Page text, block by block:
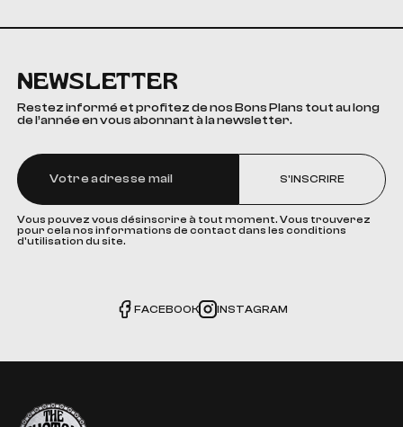
NEWSLETTER
Restez informé et profitez de nos Bons Plans tout au long
de l’année en vous abonnant à la newsletter.
S'INSCRIRE
Vous pouvez vous désinscrire à tout moment. Vous trouverez
pour cela nos informations de contact dans les conditions
d'utilisation du site.
FACEBOOK INSTAGRAM
The Custom Corner